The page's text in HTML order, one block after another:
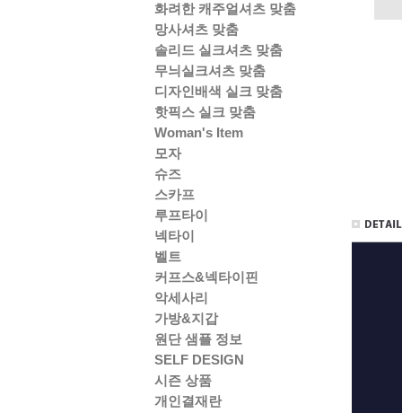
화려한 캐주얼셔츠 맞춤
망사셔츠 맞춤
솔리드 실크셔츠 맞춤
무늬실크셔츠 맞춤
디자인배색 실크 맞춤
핫픽스 실크 맞춤
Woman's Item
모자
슈즈
스카프
루프타이
넥타이
벨트
커프스&넥타이핀
악세사리
가방&지갑
원단 샘플 정보
SELF DESIGN
시즌 상품
개인결재란